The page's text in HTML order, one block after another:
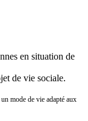
en situation de
de vie sociale.
mode de vie adapté aux